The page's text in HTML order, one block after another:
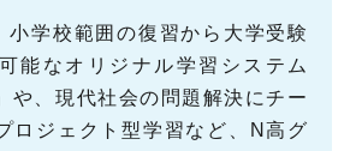
小学校範囲の復習から大学受験
能なオリジナル学習システム
や、現代社会の問題解決にチー
ロジェクト型学習など、N高グ